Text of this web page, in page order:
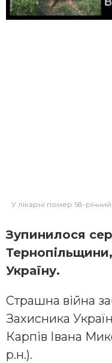
У лікарні помер 58-
Зупинилося
Україну.
Страшна війна
Захисника
Карпів Івана
р.н.).